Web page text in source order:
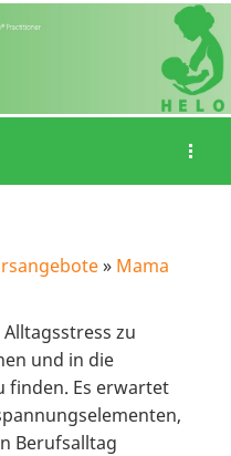
» Mama
zu
und in die
finden. Es erwartet
Berufsalltag